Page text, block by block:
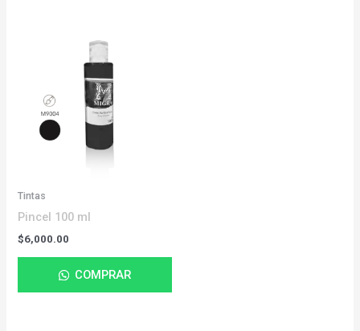
Tintas
Pincel 100 ml
$6,000.00
COMPRAR